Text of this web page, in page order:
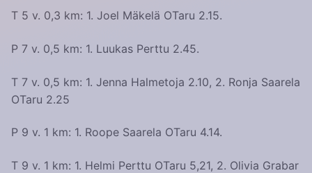
T 5 v. 0,3 km: 1. Joel Mäkelä OTaru 2.15.
P 7 v. 0,5 km: 1. Luukas Perttu 2.45.
T 7 v. 0,5 km: 1. Jenna Halmetoja 2.10, 2. Ronja Saarela
OTaru 2.25
P 9 v. 1 km: 1. Roope Saarela OTaru 4.14.
T 9 v. 1 km: 1. Helmi Perttu OTaru 5,21, 2. Olivia Grabar